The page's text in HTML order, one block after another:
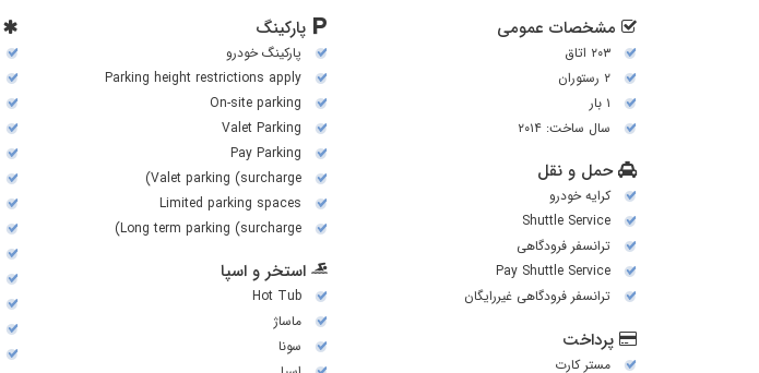
مشخصات عمومی
۲۰۳ اتاق
۲ رستوران
۱ بار
سال ساخت: ۲۰۱۴
حمل و نقل
کرایه خودرو
Shuttle Service
ترانسفر فرودگاهی
Pay Shuttle Service
ترانسفر فرودگاهی غیررایگان
پرداخت
مستر کارت
پارکینگ
پارکینگ خودرو
Parking height restrictions apply
On-site parking
Valet Parking
Pay Parking
Valet parking (surcharge)
Limited parking spaces
Long term parking (surcharge)
استخر و اسپا
Hot Tub
ماساژ
سونا